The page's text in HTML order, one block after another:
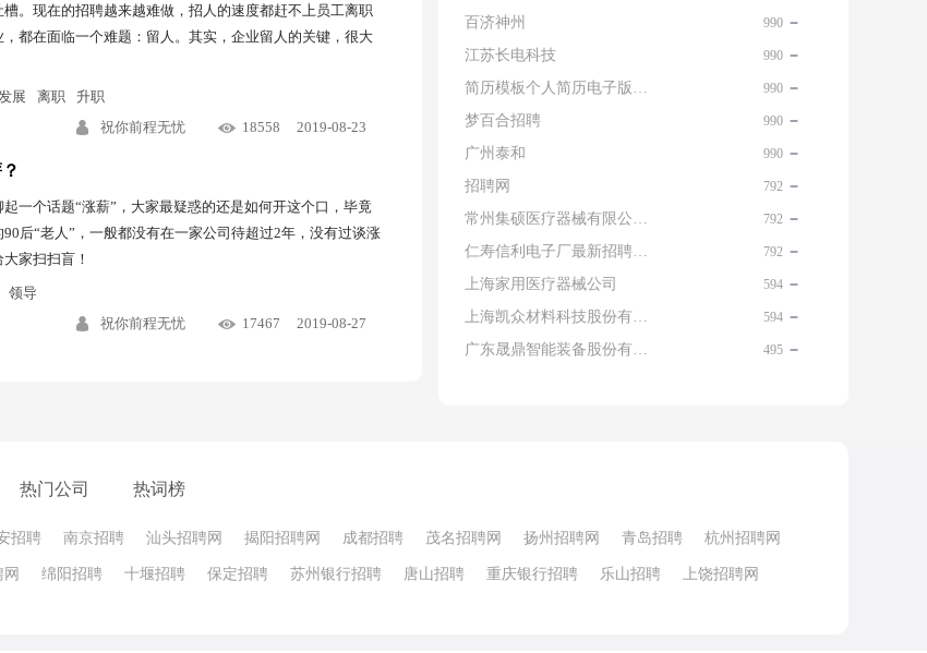
。现在的招聘越来越难做，招人的速度都赶不上员工离职
都在面临一个难题：留人。其实，企业留人的关键，很大
展 离职
升职
祝你前程无忧
18558 2019-08-23
一个话题“涨薪”，大家最疑惑的还是如何开这个口，毕竟
后“老人”，一般都没有在一家公司待超过2年，没有过谈涨
家扫扫盲！
领导
祝你前程无忧
17467 2019-08-27
百济神州 990
江苏长电科技 990
简历模板个人简历电子版免费 990
梦百合招聘 990
广州泰和 990
招聘网 792
常州集硕医疗器械有限公司 名片 792
仁寿信利电子厂最新招聘信息查询 792
上海家用医疗器械公司 594
上海凯众材料科技股份有限公司招聘电话 594
广东晟鼎智能装备股份有限公司 495
热门公司 热词榜
招聘 南京招聘 汕头招聘网 揭阳招聘网 成都招聘 茂名招聘网 扬州招聘网 青岛招聘 杭州招聘网
绵阳招聘 十堰招聘 保定招聘 苏州银行招聘 唐山招聘 重庆银行招聘 乐山招聘 上饶招聘网